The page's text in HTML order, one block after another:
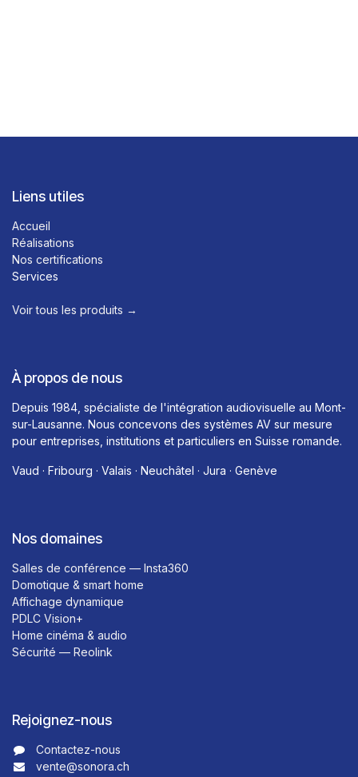
Liens utiles
Accueil
Réalisations
Nos certifications
Services
Voir tous les produits →​
À propos de nous
Depuis 1984, spécialiste de l'intégration audiovisuelle au Mont-
sur-Lausanne. Nous concevons des systèmes AV sur mesure
pour entreprises, institutions et particuliers en Suisse romande.
Vaud · Fribourg · Valais · Neuchâtel · Jura · Genève
Nos domaines
Salles de conférence — Insta360
Domotique & smart home
Affichage dynamique
PDLC Vision+
Home cinéma & audio
Sécurité — Reolink
Rejoignez-nous
Contactez-nous​​
vente@sonora.ch